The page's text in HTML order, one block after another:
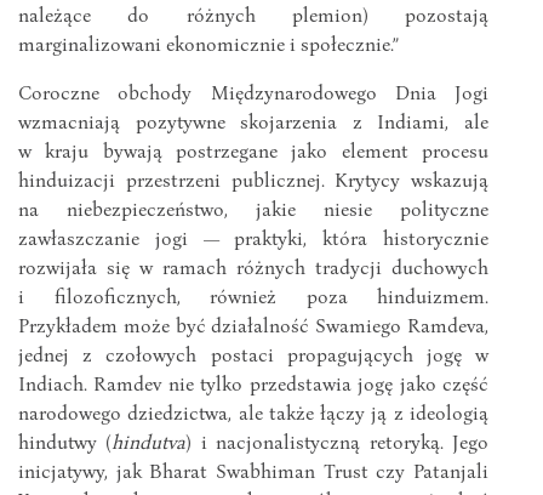
należące do różnych plemion) pozostają
marginalizowani ekonomicznie i społecznie.”
Coroczne obchody Międzynarodowego Dnia Jogi
wzmacniają pozytywne skojarzenia z Indiami, ale
w kraju bywają postrzegane jako element procesu
hinduizacji przestrzeni publicznej. Krytycy wskazują
na niebezpieczeństwo, jakie niesie polityczne
zawłaszczanie jogi — praktyki, która historycznie
rozwijała się w ramach różnych tradycji duchowych
i filozoficznych, również poza hinduizmem.
Przykładem może być działalność Swamiego Ramdeva,
jednej z czołowych postaci propagujących jogę w
Indiach. Ramdev nie tylko przedstawia jogę jako część
narodowego dziedzictwa, ale także łączy ją z ideologią
hindutwy (hindutva) i nacjonalistyczną retoryką. Jego
inicjatywy, jak Bharat Swabhiman Trust czy Patanjali